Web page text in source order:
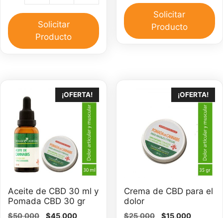
full
espectro
Solicitar
Producto
$40,000.
Solicitar
Producto
¡OFERTA!
Aceite de CBD 30 ml y
Pomada CBD 30 gr
$50,000 El
$45,000El
¡OFERTA!
Crema de CBD para el
dolor
$25,000 El
$15,000El